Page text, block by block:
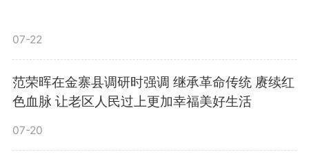
蜂人慢慢退出了历史舞台。为了在
新时期践行“绿水青山就是金山银
推动下，安徽农业大学积极响应，
07-22
范荣晖在金寨县调研时强调 继承革命传统 赓续红
色血脉 让老区人民过上更加幸福美好生活
07-20